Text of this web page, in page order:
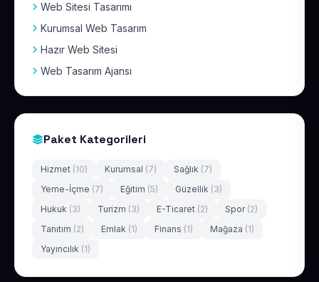
Web Sitesi Tasarımı
Kurumsal Web Tasarım
Hazır Web Sitesi
Web Tasarım Ajansı
Paket Kategorileri
Hizmet (10) Kurumsal (7) Sağlık (7)
Yeme-İçme (7) Eğitim (5) Güzellik (3)
Hukuk (3) Turizm (3) E-Ticaret (2) Spor (2)
Tanıtım (2) Emlak (1) Finans (1) Mağaza (1)
Yayıncılık (1)